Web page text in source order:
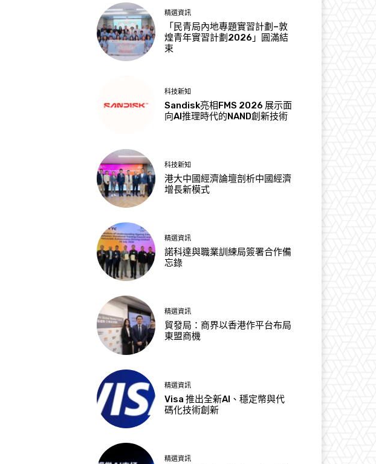
精選資訊
「民青局內地專題實習計劃–敦
煌青年實習計劃2026」圓滿結
束
科技新知
Sandisk亮相FMS 2026 展示面
向AI推理時代的NAND創新技術
科技新知
港大中國經濟論壇剖析中國經濟
增長新模式
精選資訊
諾科達與職業訓練局簽署合作備
忘錄
精選資訊
貿發局：商界以香港作平台布局
東盟商機
精選資訊
Visa 推出全新AI、穩定幣與代
碼化技術創新
精選資訊